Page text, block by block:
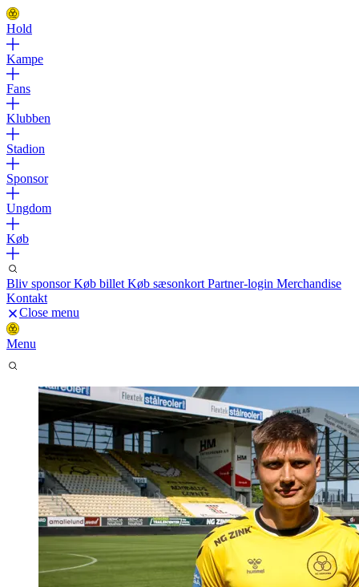
Hold
Kampe
Fans
Klubben
Stadion
Sponsor
Ungdom
Køb
Bliv sponsorKøb billet Køb sæsonkort Partner-login Merchandise
Kontakt
Close menu
Menu